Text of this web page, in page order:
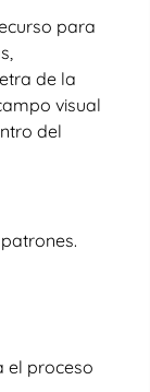
para
de la
visual
del
el proceso